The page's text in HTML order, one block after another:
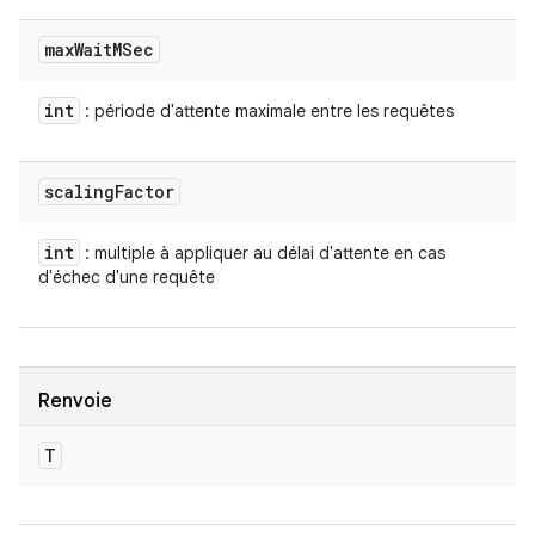
maxWaitMSec
int : période d'attente maximale entre les requêtes
scalingFactor
int : multiple à appliquer au délai d'attente en cas
d'échec d'une requête
Renvoie
T